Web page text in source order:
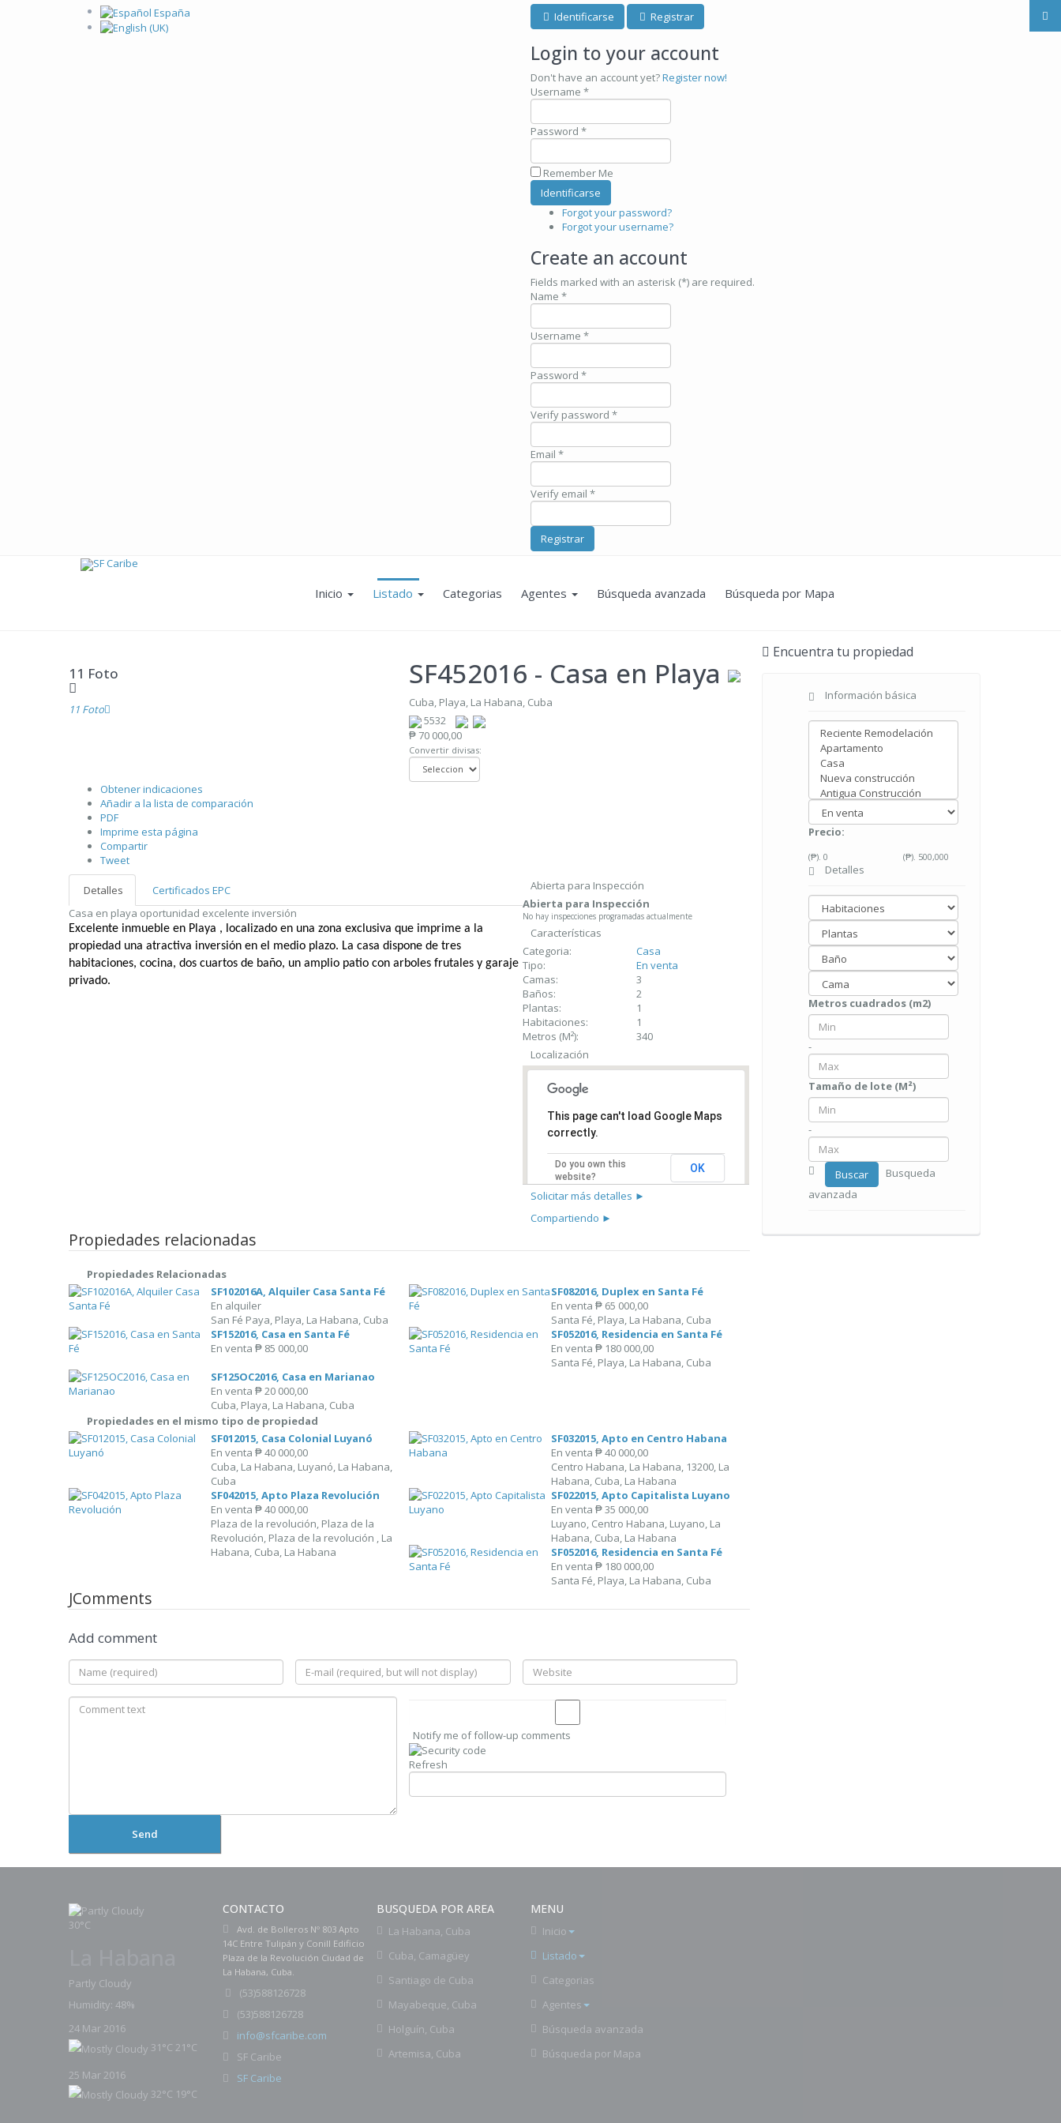
Identificarse Registrar
Login to your account
Don't have an account yet?Register now!
Username *
Password *
Remember Me
Forgot your password?
Forgot your username?
Create an account
Fields marked with an asterisk (*) are required.
Name *
Username *
Password *
Verify password *
Email *
Verify email *
Registrar
Inicio Listado Categorias Agentes Búsqueda avanzada Búsqueda por Mapa
11 Foto
11 Foto
SF452016 - Casa en Playa
Cuba, Playa, La Habana, Cuba
5532
₱ 70 000,00
Convertir divisas:
Obtener indicaciones
Añadir a la lista de comparación
PDF
Imprime esta página
Compartir
Tweet
Detalles
Certificados EPC
Casa en playa oportunidad excelente inversión
Excelente inmueble en Playa , localizado en una zona exclusiva que imprime a la
propiedad una atractiva inversión en el medio plazo. La casa dispone de tres
habitaciones, cocina, dos cuartos de baño, un amplio patio con arboles frutales y garaje
privado.
Abierta para Inspección
Abierta para Inspección
No hay inspecciones programadas actualmente
Características
Categoria:
Casa
Tipo:
En venta
Camas:
3
Baños:
2
Plantas:
1
Habitaciones:
1
Metros (M²):
340
Localización
This page can't load Google Maps
correctly.
Do you own this
website?
OK
Solicitar más detalles ►
Compartiendo ►
Propiedades relacionadas
Propiedades Relacionadas
SF102016A, Alquiler Casa Santa Fé
En alquiler
San Fé Paya, Playa, La Habana, Cuba
SF082016, Duplex en Santa Fé
En venta ₱ 65 000,00
Santa Fé, Playa, La Habana, Cuba
SF152016, Casa en Santa Fé
En venta ₱ 85 000,00
SF052016, Residencia en Santa Fé
En venta ₱ 180 000,00
Santa Fé, Playa, La Habana, Cuba
SF125OC2016, Casa en Marianao
En venta ₱ 20 000,00
Cuba, Playa, La Habana, Cuba
Propiedades en el mismo tipo de propiedad
SF012015, Casa Colonial Luyanó
En venta ₱ 40 000,00
Cuba, La Habana, Luyanó, La Habana,
Cuba
SF032015, Apto en Centro Habana
En venta ₱ 40 000,00
Centro Habana, La Habana, 13200, La
Habana, Cuba, La Habana
SF042015, Apto Plaza Revolución
En venta ₱ 40 000,00
Plaza de la revolución, Plaza de la
Revolución, Plaza de la revolución , La
Habana, Cuba, La Habana
SF022015, Apto Capitalista Luyano
En venta ₱ 35 000,00
Luyano, Centro Habana, Luyano, La
Habana, Cuba, La Habana
SF052016, Residencia en Santa Fé
En venta ₱ 180 000,00
Santa Fé, Playa, La Habana, Cuba
JComments
Add comment
Notify me of follow-up comments
Refresh
Send
Encuentra tu propiedad
Información básica
Precio:
(₱). 0 (₱). 500,000
Detalles
Metros cuadrados (m2)
-
Tamaño de lote (M²)
-
Buscar
Busqueda
avanzada
30°C
Partly Cloudy
Humidity: 48%
24 Mar 2016
31°C 21°C
25 Mar 2016
32°C 19°C
CONTACTO
Avd. de Bolleros Nº 803 Apto
14C Entre Tulipán y Conill Edificio
Plaza de la Revolución Ciudad de
La Habana, Cuba.
(53)588126728
(53)588126728
info@sfcaribe.com
SF Caribe
SF Caribe
BUSQUEDA POR AREA
La Habana, Cuba
Cuba, Camagüey
Santiago de Cuba
Mayabeque, Cuba
Holguín, Cuba
Artemisa, Cuba
MENU
Inicio
Listado
Categorias
Agentes
Búsqueda avanzada
Búsqueda por Mapa